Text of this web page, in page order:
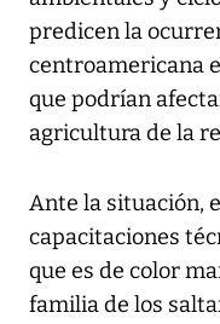
predicen la
centroamericana
que podrían
agricultura de la
Ante la situación,
capacitaciones
que es de color
familia de los